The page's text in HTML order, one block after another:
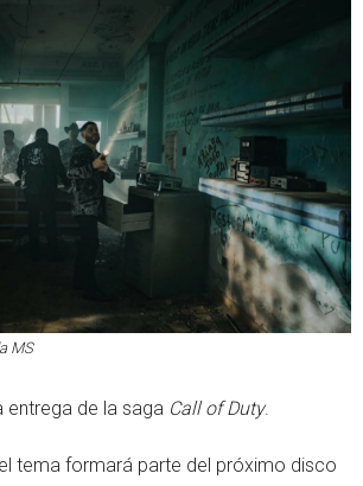
MS
entrega de la saga Call of Duty.
tema formará parte del próximo disco